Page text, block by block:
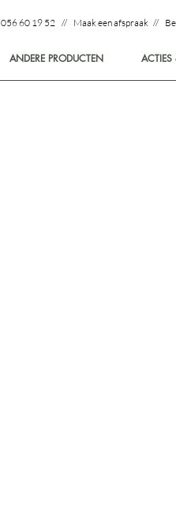
056 60 19 52 // Maak een afspraak //
ANDERE PRODUCTEN ACTIES